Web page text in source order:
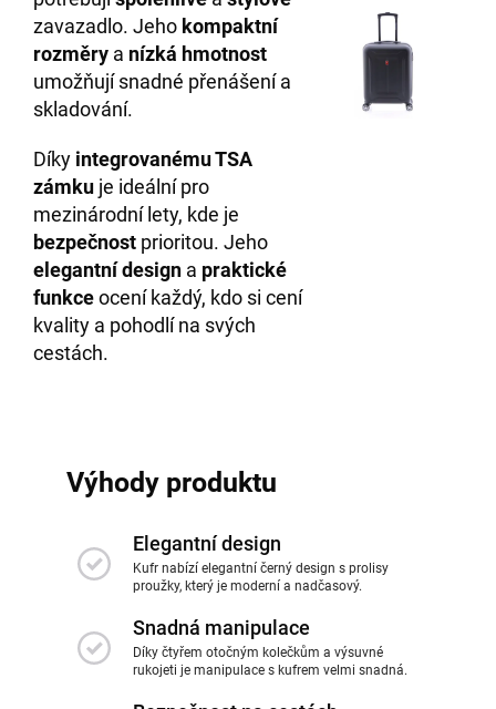
zavazadlo. Jeho kompaktní
rozměry a nízká hmotnost
umožňují snadné přenášení a
skladování.
Díky integrovanému TSA
zámku je ideální pro
mezinárodní lety, kde je
bezpečnost prioritou. Jeho
elegantní design a praktické
funkceocení každý, kdo si cení
kvality a pohodlí na svých
cestách.
Výhody produktu
Elegantní design
Kufr nabízí elegantní černý design s prolisy
proužky, který je moderní a nadčasový.
Snadná manipulace
Díky čtyřem otočným kolečkům a výsuvné
rukojeti je manipulace s kufrem velmi snadná.